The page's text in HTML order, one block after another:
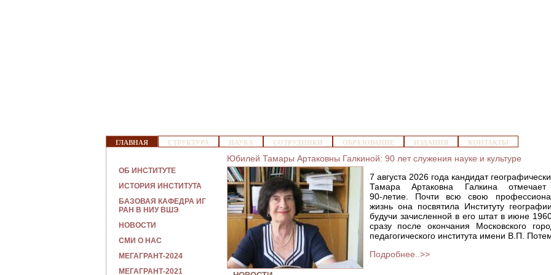
Г
Ю
ГЛАВНАЯ СТРУКТУРА НАУКА СОТРУДНИКИ ОБРАЗОВАНИЕ ИЗДАНИЯ КОНТАКТЫ
Юбилей Тамары Артаковны Галкиной: 90 лет служения науке и культуре
7 августа 2026 года кандидат
Тамара Артаковна Галкина
90‑летие. Почти всю свою
жизнь она посвятила Институту
будучи зачисленной в его штат в июне
сразу после окончания Московского
педагогического института имени В.П.
Подробнее..>>
Г
Л
А
В
Н
А
Я
ОБ ИНСТИТУТЕ
ИСТОРИЯ ИНСТИТУТА
БАЗОВАЯ КАФЕДРА ИГ
РАН В НИУ ВШЭ
НОВОСТИ
СМИ О НАС
МЕГАГРАНТ-2024
МЕГАГРАНТ-2021